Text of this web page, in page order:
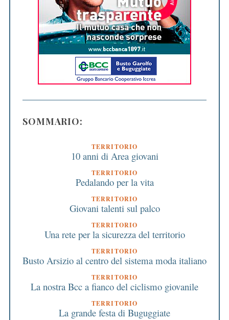
SOMMARIO:
TERRITORIO
10 anni di Area giovani
TERRITORIO
Pedalando per la vita
TERRITORIO
Giovani talenti sul palco
TERRITORIO
Una rete per la sicurezza del territorio
TERRITORIO
Busto Arsizio al centro del sistema moda italiano
TERRITORIO
La nostra Bcc a fianco del ciclismo giovanile
TERRITORIO
La grande festa di Buguggiate